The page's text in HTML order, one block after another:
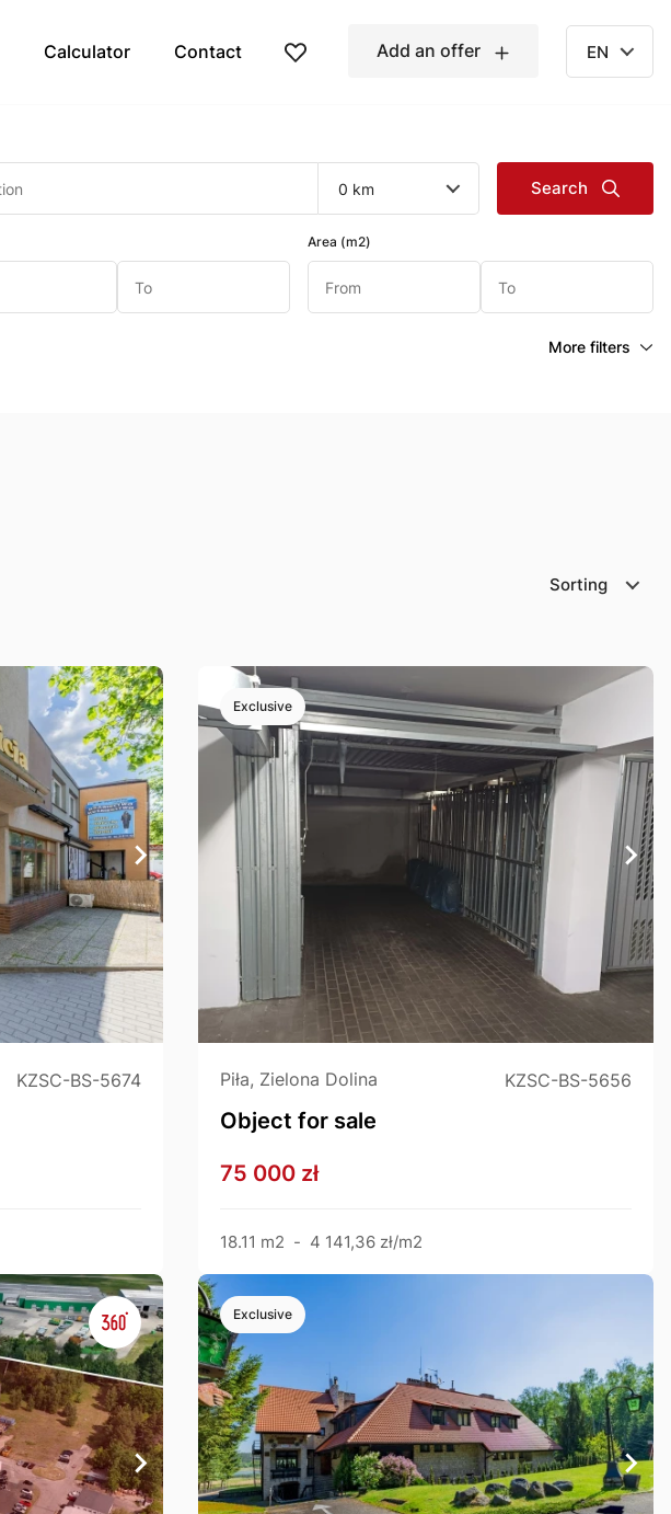
Calculator Contact Add an offer EN
0 km Search
Area (m2)
More filters
Sorting
KZSC-BS-5674
Exclusive
Piła, Zielona Dolina KZSC-BS-5656
Object for sale
75 000 zł
18.11 m2 - 4 141,36 zł/m2
Exclusive